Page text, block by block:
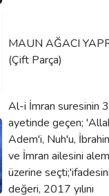
MAUN AĞACI
(Çift Parça)
Al-i İmran suresinin
ayetinde geçen;
Adem'i, Nuh'u,
ve İmran ailesini
üzerine
değeri, 2017 yılını